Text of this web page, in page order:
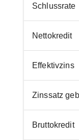
Schlussrate
Nettokredit
Effektivzins
Zinssatz
Bruttokredit